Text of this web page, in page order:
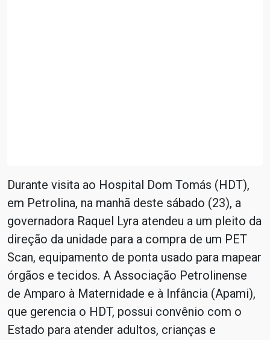
Durante visita ao Hospital Dom Tomás (HDT),
em Petrolina, na manhã deste sábado (23), a
governadora Raquel Lyra atendeu a um pleito da
direção da unidade para a compra de um PET
Scan, equipamento de ponta usado para mapear
órgãos e tecidos. A Associação Petrolinense
de Amparo à Maternidade e à Infância (Apami),
que gerencia o HDT, possui convênio com o
Estado para atender adultos, crianças e